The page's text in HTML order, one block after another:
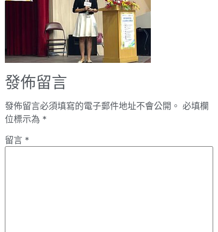
發佈留言
發佈留言必須填寫的電子郵件地址不會公開。 必填欄
位標示為 *
留言 *